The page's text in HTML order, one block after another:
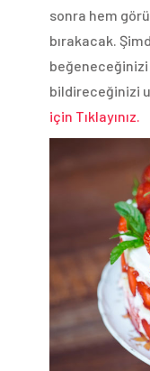
sonra hem
bırakacak.
beğeneceğinizi
bildireceğinizi
için Tıklayınız.